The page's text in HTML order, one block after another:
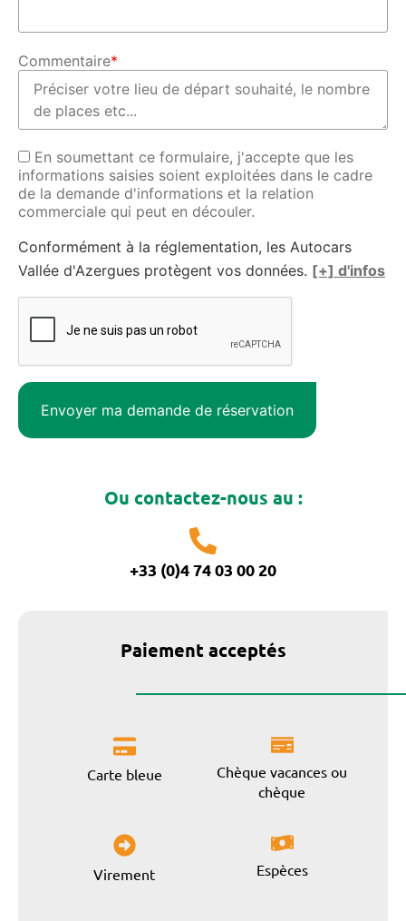
Commentaire*
En soumettant ce formulaire, j'accepte que les
informations saisies soient exploitées dans le cadre
de la demande d'informations et la relation
commerciale qui peut en découler.
Conformément à la réglementation, les Autocars
Vallée d'Azergues protègent vos données. [+] d'infos
Ou contactez-nous au :
+33 (0)4 74 03 00 20
Paiement acceptés
Carte bleue
Chèque vacances ou
chèque
Virement Espèces